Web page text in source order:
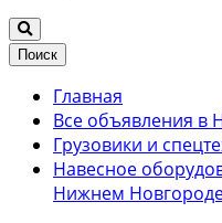
Поиск
Главная
Все объявления в
Грузовики и
Навесное
Нижнем